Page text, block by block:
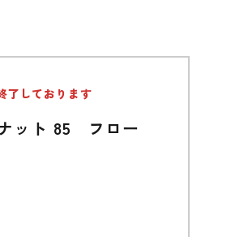
報
タログ紹介
了しております
ット 85 フロー